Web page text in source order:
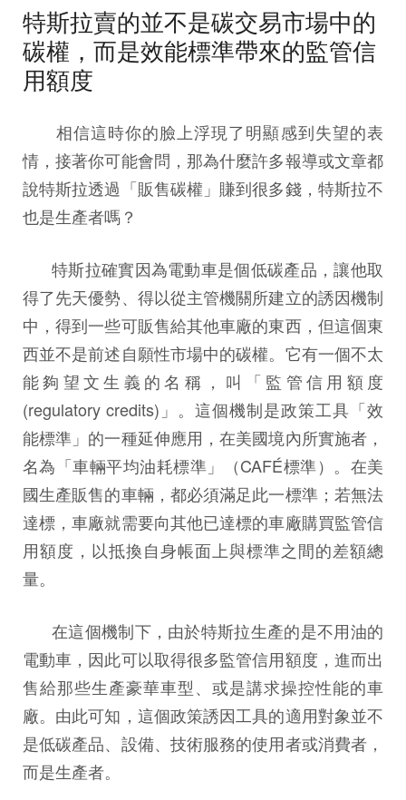
特斯拉賣的並不是碳交易市場中的
碳權，而是效能標準帶來的監管信
用額度
相信這時你的臉上浮現了明顯感到失望的表
情，接著你可能會問，那為什麼許多報導或文章都
說特斯拉透過「販售碳權」賺到很多錢，特斯拉不
也是生產者嗎？
特斯拉確實因為電動車是個低碳產品，讓他取
得了先天優勢、得以從主管機關所建立的誘因機制
中，得到一些可販售給其他車廠的東西，但這個東
西並不是前述自願性市場中的碳權。它有一個不太
能夠望文生義的名稱，叫「監管信用額度
(regulatory credits)」。這個機制是政策工具「效
能標準」的一種延伸應用，在美國境內所實施者，
名為「車輛平均油耗標準」（CAFÉ標準）。在美
國生產販售的車輛，都必須滿足此一標準；若無法
達標，車廠就需要向其他已達標的車廠購買監管信
用額度，以抵換自身帳面上與標準之間的差額總
量。
在這個機制下，由於特斯拉生產的是不用油的
電動車，因此可以取得很多監管信用額度，進而出
售給那些生產豪華車型、或是講求操控性能的車
廠。由此可知，這個政策誘因工具的適用對象並不
是低碳產品、設備、技術服務的使用者或消費者，
而是生產者。